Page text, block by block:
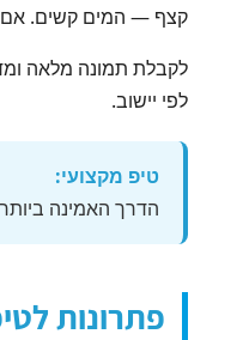
קצף — המים קשים. אם
לקבלת תמונה מלאה
לפי יישוב.
טיפ מקצועי:
הדרך האמינה
פתרונות